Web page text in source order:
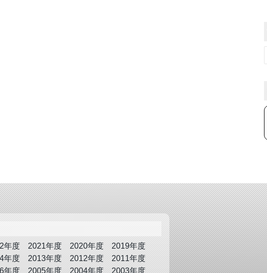
年度 2021年度 2020年度
2019年度
年度 2013年度 2012年度
2011年度
年度 2005年度 2004年度 2003年度